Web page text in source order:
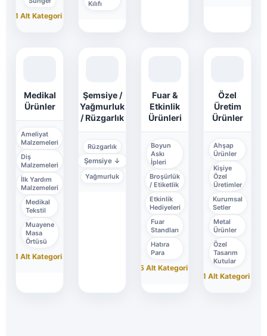
+1 Alt Kategori
Kılıfı
Medikal
Ürünler
Ameliyat
Malzemeleri
Diş
Malzemeleri
İlk Yardım
Malzemeleri
Medikal
Tekstil
Muayene
Masa
Örtüsü
+1 Alt Kategori
Şemsiye /
Yağmurluk
/ Rüzgarlık
Rüzgarlık
Şemsiye ↓
Yağmurluk
Fuar &
Etkinlik
Ürünleri
Boyun
Askı
İpleri
Broşürlük
/ Etiketlik
Etkinlik
Hediyeleri
Fuar
Standları
Hatıra
Para
+5 Alt Kategori
Özel
Üretim
Ürünler
Ahşap
Ürünler
Kişiye
Özel
Üretimler
Kurumsal
Setler
Metal
Ürünler
Özel
Tasarım
Kutular
+1 Alt Kategori